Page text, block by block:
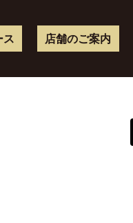
ス 店舗のご案内